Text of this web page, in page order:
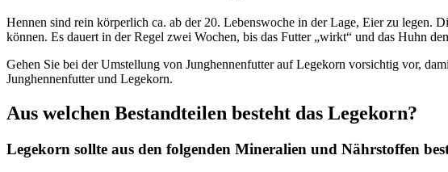
Hennen sind rein körperlich ca. ab der 20. Lebenswoche in der Lage, Eier zu legen.
können. Es dauert in der Regel zwei Wochen, bis das Futter „wirkt“ und das Huhn
Gehen Sie bei der Umstellung von Junghennenfutter auf Legekorn vorsichtig vor,
Junghennenfutter und Legekorn.
Aus welchen Bestandteilen besteht das Legekorn?
Legekorn sollte aus den folgenden Mineralien und Nährstoffen